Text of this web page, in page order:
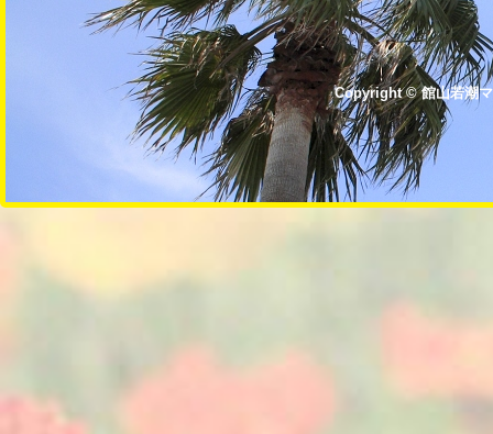
Copyright © 館山若潮